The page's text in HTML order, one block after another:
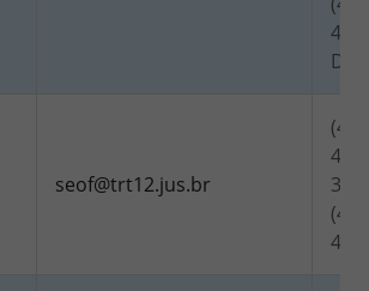
seof@trt12.jus.br